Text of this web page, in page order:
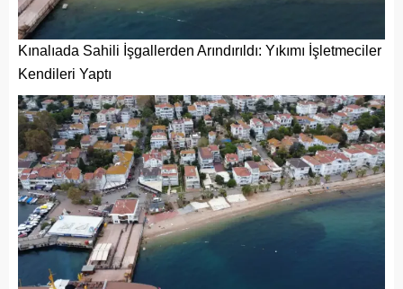
Kınalıada Sahili İşgallerden Arındırıldı: Yıkımı İşletmeciler
Kendileri Yaptı